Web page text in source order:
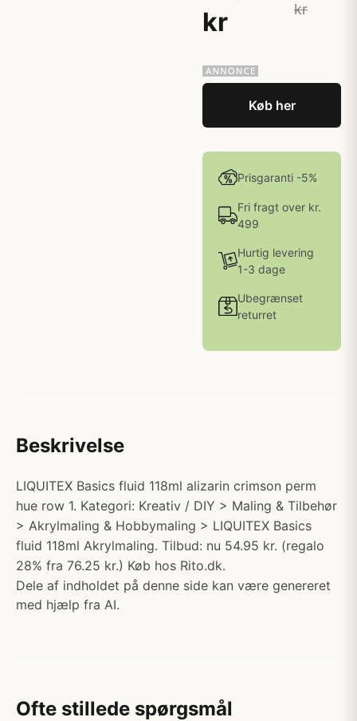
kr
kr
Køb her
Prisgaranti -5%
Fri fragt over kr.
499
Hurtig levering
1-3 dage
Ubegrænset
returret
Beskrivelse
LIQUITEX Basics fluid 118ml alizarin crimson perm
hue row 1. Kategori: Kreativ / DIY > Maling & Tilbehør
> Akrylmaling & Hobbymaling > LIQUITEX Basics
fluid 118ml Akrylmaling. Tilbud: nu 54.95 kr. (regalo
28% fra 76.25 kr.) Køb hos Rito.dk.
Dele af indholdet på denne side kan være genereret
med hjælp fra AI.
Ofte stillede spørgsmål